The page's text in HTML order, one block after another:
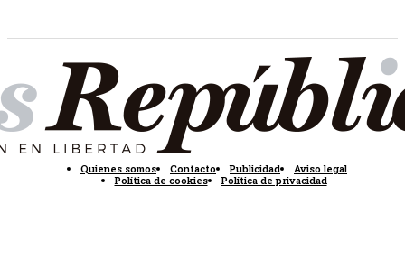
Quienes somos Contacto Publicidad
Aviso legal
Política de cookies
Política de privacidad